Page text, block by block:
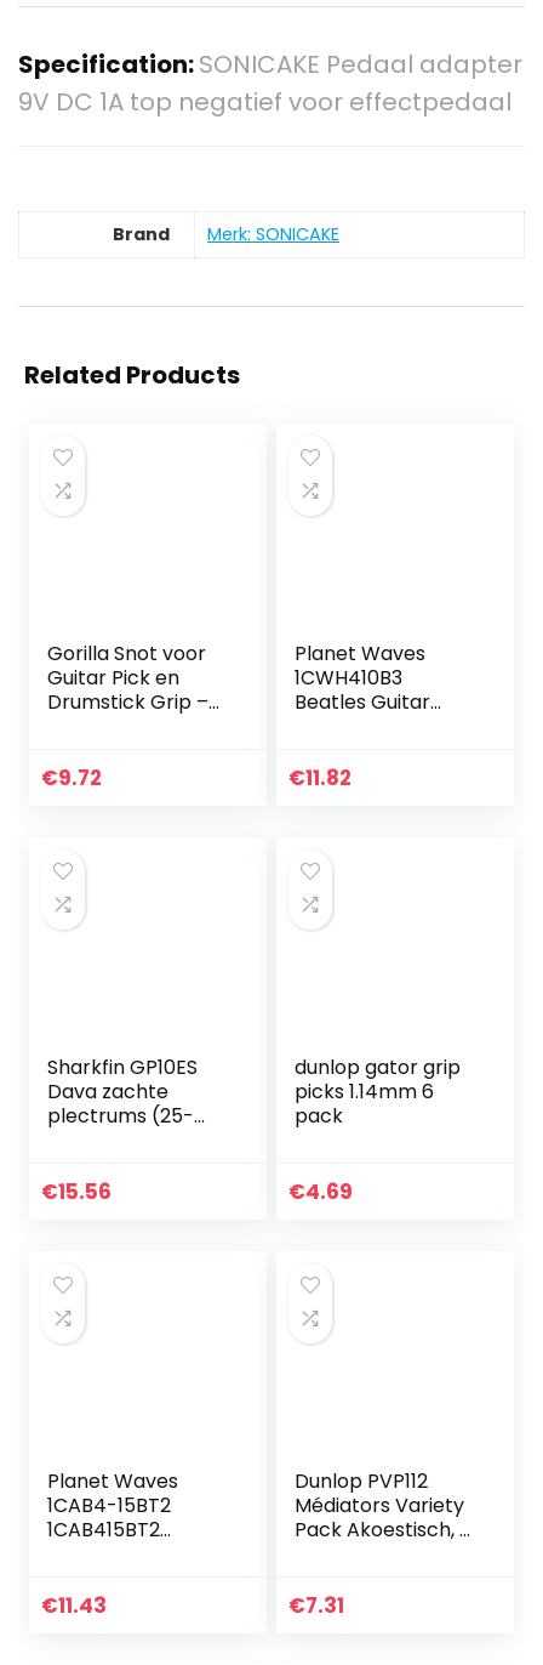
Specification:SONICAKE Pedaal adapter
9V DC 1A top negatief voor effectpedaal
Brand Merk: SONICAKE
Related Products
Gorilla Snot voor
Guitar Pick en
Drumstick Grip –
€9.72
Planet Waves
1CWH410B3
Beatles Guitar
€11.82
Sharkfin GP10ES
Dava zachte
plectrums (25-
€15.56
dunlop gator grip
picks 1.14mm 6
pack
€4.69
Planet Waves
1CAB4-15BT2
1CAB415BT2
Stripes
€11.43
Dunlop PVP112
Médiators Variety
Pack Akoestisch, 6
€7.31